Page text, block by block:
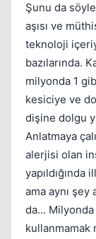
Şunu da
aşısı ve
teknoloji
bazılarında.
milyonda 1
kesiciye ve
dişine dolgu
Anlatmaya
alerjisi olan
ama aynı şey
da...
kullanmamak